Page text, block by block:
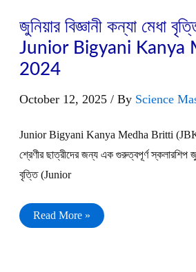
জুনিয়ার বিজ্ঞানী কন্যা মেধা
Junior Bigyani Kanya
2024
October 12, 2025 / By Science
Junior Bigyani Kanya Medha Britti
শ্রেণীর ছাত্রীদের জন্য এক গুরুত্বপূর্ণ স্কলারশিপ
বৃত্তি (Junior
জুনিয়ার
বিজ্ঞানী
Read More »